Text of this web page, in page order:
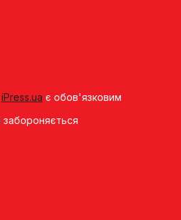
iPress.ua є обов'язковим